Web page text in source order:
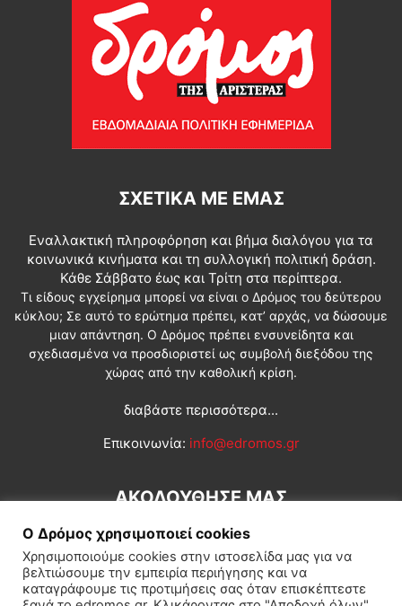
ΣΧΕΤΙΚΆ ΜΕ ΕΜΆΣ
Εναλλακτική πληροφόρηση και βήμα διαλόγου για τα
κοινωνικά κινήματα και τη συλλογική πολιτική δράση.
Κάθε Σάββατο έως και Τρίτη στα περίπτερα.
Τι είδους εγχείρημα μπορεί να είναι ο Δρόμος του δεύτερου
κύκλου; Σε αυτό το ερώτημα πρέπει, κατ’ αρχάς, να δώσουμε
μιαν απάντηση. Ο Δρόμος πρέπει ενσυνείδητα και
σχεδιασμένα να προσδιοριστεί ως συμβολή διεξόδου της
χώρας από την καθολική κρίση.
διαβάστε περισσότερα...
Επικοινωνία: info@edromos.gr
ΑΚΟΛΟΥΘΗΣΕ ΜΑΣ
Ο Δρόμος χρησιμοποιεί cookies
Χρησιμοποιούμε cookies στην ιστοσελίδα μας για να
βελτιώσουμε την εμπειρία περιήγησης και να
καταγράφουμε τις προτιμήσεις σας όταν επισκέπτεστε